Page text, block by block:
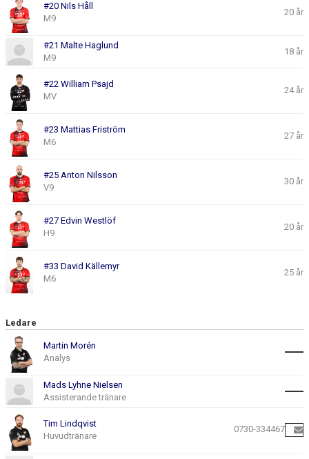
#20 Nils Håll
M9
20 år
#21 Malte Haglund
M9
18 år
#22 William Psajd
MV
24 år
#23 Mattias Friström
M6
27 år
#25 Anton Nilsson
V9
30 år
#27 Edvin Westlöf
H9
20 år
#33 David Källemyr
M6
25 år
Ledare
Martin Morén
Analys
Mads Lyhne Nielsen
Assisterande tränare
Tim Lindqvist
Huvudtränare
0730-334467